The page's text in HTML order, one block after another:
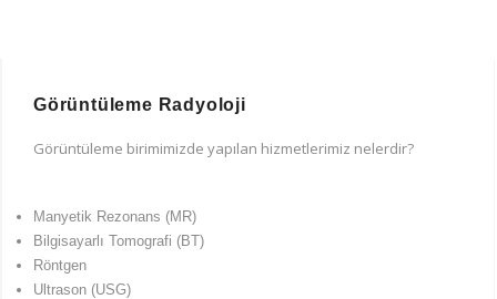
Görüntüleme Radyoloji
Görüntüleme birimimizde yapılan hizmetlerimiz nelerdir?
Manyetik Rezonans (MR)
Bilgisayarlı Tomografi (BT)
Röntgen
Ultrason (USG)